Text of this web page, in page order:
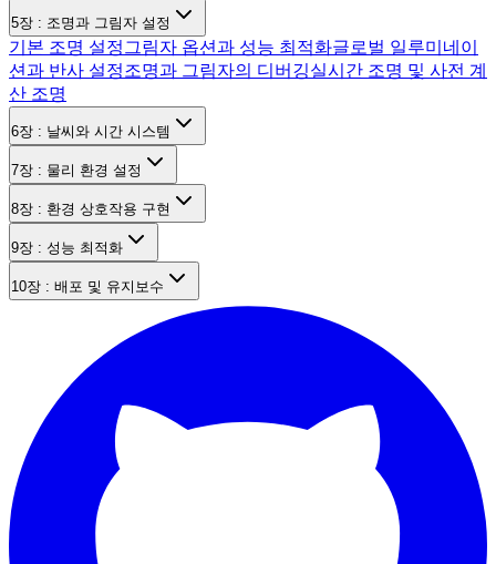
5장 : 조명과 그림자 설정
기본 조명 설정 그림자 옵션과 성능 최적화글로벌 일루미네이
션과 반사 설정조명과 그림자의 디버깅실시간 조명 및 사전 계
산 조명
6장 : 날씨와 시간 시스템
7장 : 물리 환경 설정
8장 : 환경 상호작용 구현
9장 : 성능 최적화
10장 : 배포 및 유지보수